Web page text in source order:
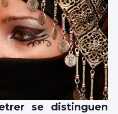
se distinguen